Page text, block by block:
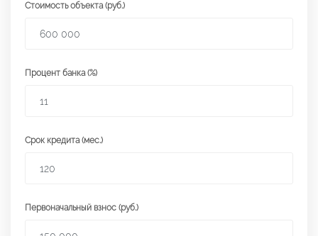
Стоимость объекта (руб.)
Процент банка (%)
Срок кредита (мес.)
Первоначальный взнос (руб.)